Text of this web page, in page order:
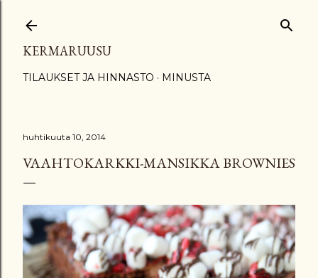
KERMARUUSU
TILAUKSET JA HINNASTO MINUSTA
huhtikuuta 10, 2014
VAAHTOKARKKI-MANSIKKA BROWNIES